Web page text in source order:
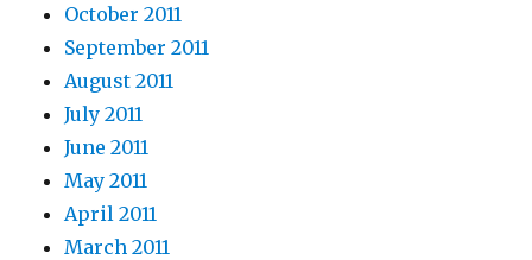
October 2011
September 2011
August 2011
July 2011
June 2011
May 2011
April 2011
March 2011